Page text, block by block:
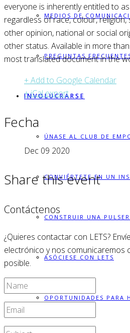
MEDIOS DE
PREGUNTAS
INVOLUCRARSE
ÚNASE AL CLUB DE
CONVIÉRTETE EN UN
CONSTRUIR UNA
ASÓCIESE CON LETS
OPORTUNIDADES PARA
everyone is inherently entitled to
regardless of race, colour, religion,
other opinion, national or social
other status. Available in more than
most translated document in the
+ Add to Google Calendar
+ iCal export
Fecha
Dec 09 2020
Share this event
Contáctenos
¿Quieres contactar con LETS?
electrónico y nos comunicaremos
posible.